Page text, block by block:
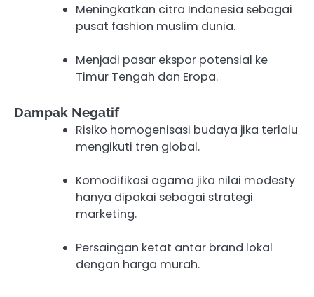
Meningkatkan citra Indonesia sebagai
pusat fashion muslim dunia.
Menjadi pasar ekspor potensial ke
Timur Tengah dan Eropa.
Dampak Negatif
Risiko homogenisasi budaya jika terlalu
mengikuti tren global.
Komodifikasi agama jika nilai modesty
hanya dipakai sebagai strategi
marketing.
Persaingan ketat antar brand lokal
dengan harga murah.